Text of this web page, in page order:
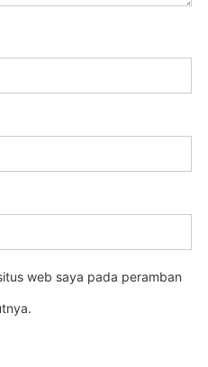
web saya pada peramban